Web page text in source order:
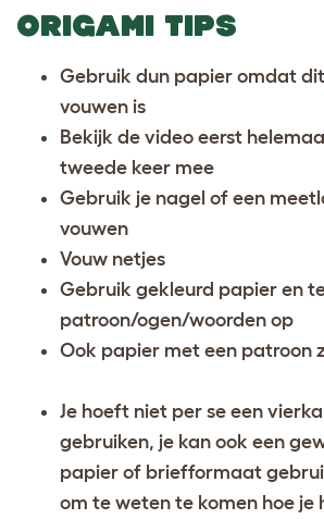
ORIGAMI TIPS
Gebruik dun papier omdat
vouwen is
Bekijk de video eerst
tweede keer mee
Gebruik je nagel of een
vouwen
Vouw netjes
Gebruik gekleurd papier en
patroon/ogen/woorden op
Ook papier met een patroon
Je hoeft niet per se een
gebruiken, je kan ook een
papier of briefformaat
om te weten te komen hoe je